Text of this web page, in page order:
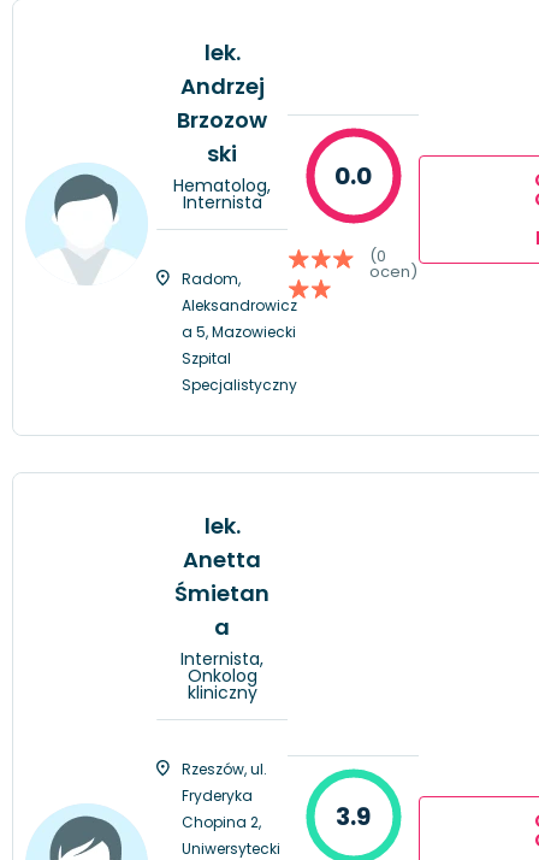
lek.
Andrzej
Brzozow
ski
Hematolog,
Internista
Radom,
Aleksandrowicz
a 5, Mazowiecki
Szpital
Specjalistyczny
0.0
(0
ocen)
lek.
Anetta
Śmietan
a
Internista,
Onkolog
kliniczny
Rzeszów, ul.
Fryderyka
Chopina 2,
Uniwersytecki
3.9